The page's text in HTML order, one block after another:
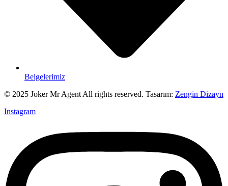
Belgelerimiz
© 2025 Joker Mr Agent All rights reserved. Tasarım: Zengin Dizayn
Instagram